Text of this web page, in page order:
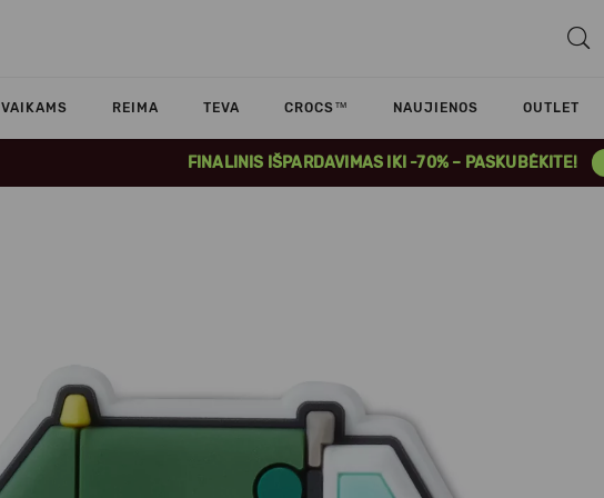
VAIKAMS REIMA TEVA CROCS™ NAUJIENOS OUTLET
FINALINIS IŠPARDAVIMAS IKI -70% – PASKUBĖKITE!